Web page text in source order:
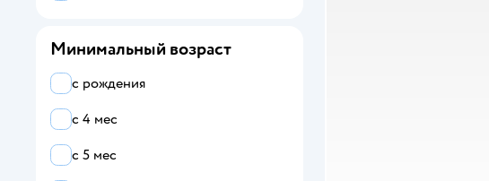
Nestle
Все
Hipp
BabyGo
Минимальный возраст
с рождения
с 4 мес
с 5 мес